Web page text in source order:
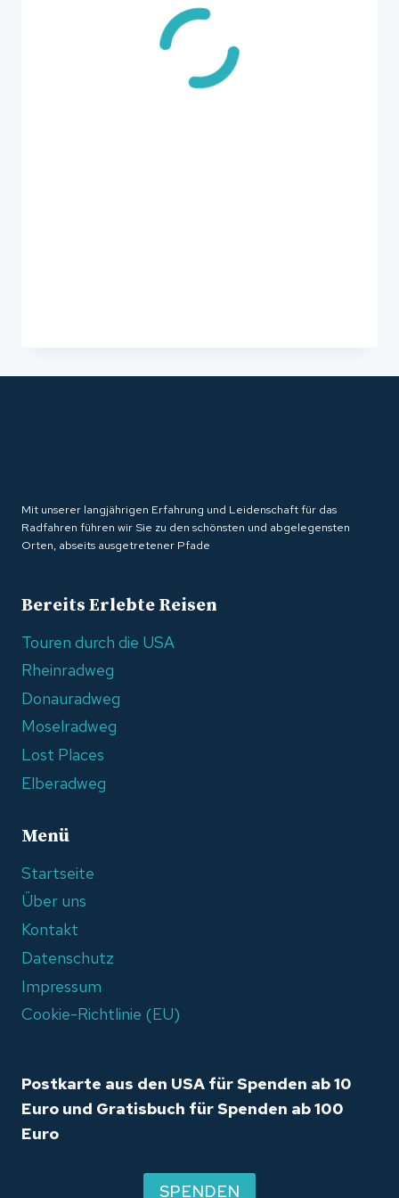
Mit unserer langjährigen Erfahrung und Leidenschaft für das
Radfahren führen wir Sie zu den schönsten und abgelegensten
Orten, abseits ausgetretener Pfade
Bereits Erlebte Reisen
Touren durch die USA
Rheinradweg
Donauradweg
Moselradweg
Lost Places
Elberadweg
Menü
Startseite
Über uns
Kontakt
Datenschutz
Impressum
Cookie-Richtlinie (EU)
Postkarte aus den USA für Spenden ab 10
Euro und Gratisbuch für Spenden ab 100
Euro
SPENDEN